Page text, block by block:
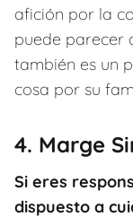
afición por la
puede parecer
también es un
cosa por su
4. Marge
Si eres
dispuesto a